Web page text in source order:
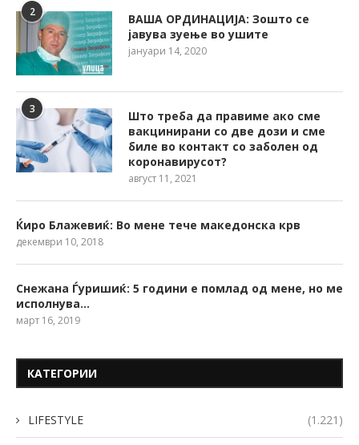
2
ВАША ОРДИНАЦИЈА: Зошто се
јавува зуење во ушите
јануари 14, 2020
3
Што треба да правиме ако сме
вакцинирани со две дози и сме
биле во контакт со заболен од
коронавирусот?
август 11, 2021
Ќиро Блажевиќ: Во мене тече македонска крв
декември 10, 2018
Снежана Ѓуришиќ: 5 години е помлад од мене, но ме
исполнува…
март 16, 2019
КАТЕГОРИИ
LIFESTYLE (1.221)